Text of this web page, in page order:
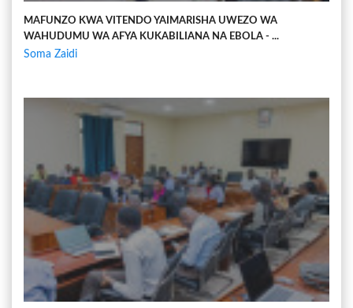
MAFUNZO KWA VITENDO YAIMARISHA UWEZO WA
WAHUDUMU WA AFYA KUKABILIANA NA EBOLA - ...
Soma Zaidi